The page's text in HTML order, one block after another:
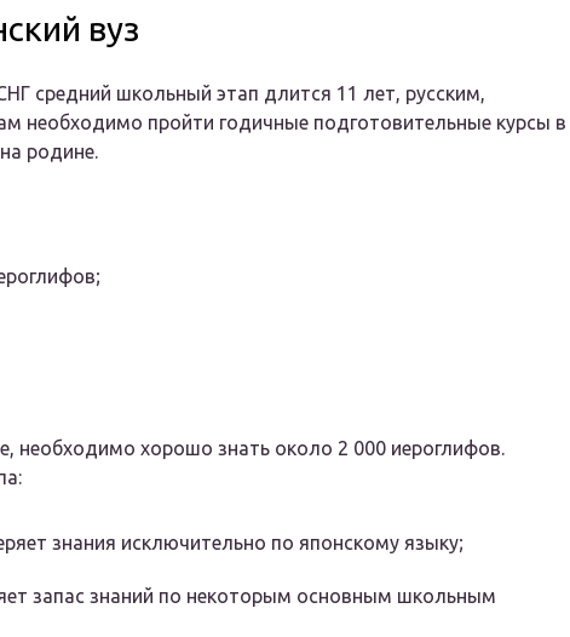
вуз
средний школьный этап длится 11 лет, русским,
необходимо пройти годичные подготовительные курсы в
родине.
необходимо хорошо знать около 2 000 иероглифов.
знания исключительно по японскому языку;
запас знаний по некоторым основным школьным